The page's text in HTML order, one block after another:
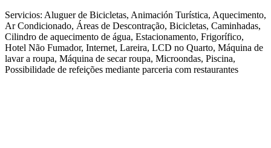
Servicios: Aluguer de Bicicletas, Animación Turística, Aquecimento,
Ar Condicionado, Áreas de Descontração, Bicicletas, Caminhadas,
Cilindro de aquecimento de água, Estacionamento, Frigorífico,
Hotel Não Fumador, Internet, Lareira, LCD no Quarto, Máquina de
lavar a roupa, Máquina de secar roupa, Microondas, Piscina,
Possibilidade de refeições mediante parceria com restaurantes